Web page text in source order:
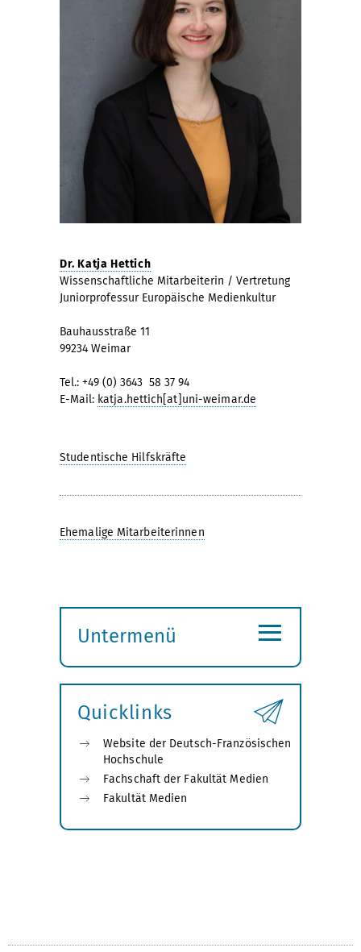
Dr. Katja Hettich
Wissenschaftliche Mitarbeiterin / Vertretung
Juniorprofessur Europäische Medienkultur
Bauhausstraße 11
99234 Weimar
Tel.: +49 (0) 3643  58 37 94
E-Mail: katja.hettich[at]uni-weimar.de
Studentische Hilfskräfte
Ehemalige Mitarbeiterinnen
Untermenü
öffnen
≡
Quicklinks
Website der Deutsch-Französischen
Hochschule
Fachschaft der Fakultät Medien
Fakultät Medien